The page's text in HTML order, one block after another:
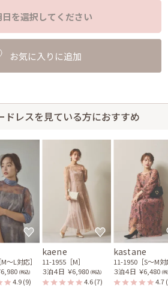
日を選択してください
お気に入りに追加
ドレスを見ている方におすすめ
〜L対応］
6,980 (税込)
4.9(9)
kaene
11-1955［M］
３泊４日 ￥6,980 (税込)
4.6(7)
kastane
11-1950［S〜M
３泊４日 ￥6,480 (
4.7